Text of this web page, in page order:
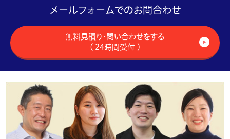
メールフォームでのお問合わせ
無料見積り・問い合わせをする
（ 24時間受付 ）